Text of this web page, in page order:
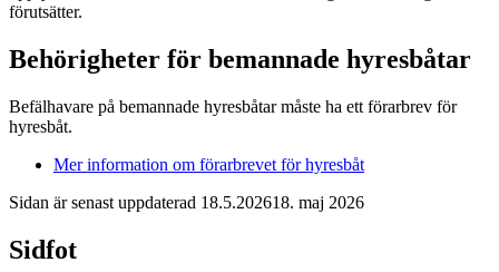
förutsätter.
Behörigheter för bemannade hyresbåtar
Befälhavare på bemannade hyresbåtar måste ha ett förarbrev för
hyresbåt.
Mer information om förarbrevet för hyresbåt
Sidan är senast uppdaterad 18.5.202618. maj 2026
Sidfot